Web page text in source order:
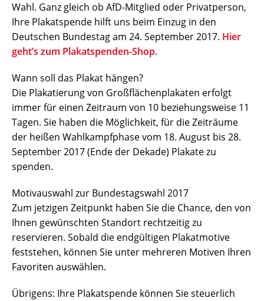
Wahl. Ganz gleich ob AfD-Mitglied oder Privatperson,
Ihre Plakatspende hilft uns beim Einzug in den
Deutschen Bundestag am 24. September 2017. Hier
geht’s zum Plakatspenden-Shop.
Wann soll das Plakat hängen?
Die Plakatierung von Großflächenplakaten erfolgt
immer für einen Zeitraum von 10 beziehungsweise 11
Tagen. Sie haben die Möglichkeit, für die Zeiträume
der heißen Wahlkampfphase vom 18. August bis 28.
September 2017 (Ende der Dekade) Plakate zu
spenden.
Motivauswahl zur Bundestagswahl 2017
Zum jetzigen Zeitpunkt haben Sie die Chance, den von
Ihnen gewünschten Standort rechtzeitig zu
reservieren. Sobald die endgültigen Plakatmotive
feststehen, können Sie unter mehreren Motiven Ihren
Favoriten auswählen.
Übrigens: Ihre Plakatspende können Sie steuerlich